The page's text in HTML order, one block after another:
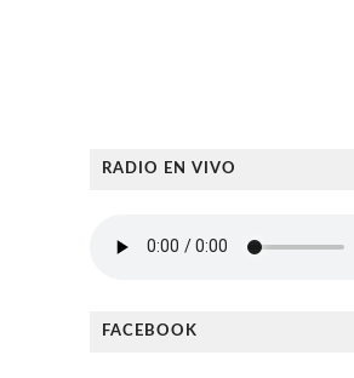
RADIO EN VIVO
FACEBOOK